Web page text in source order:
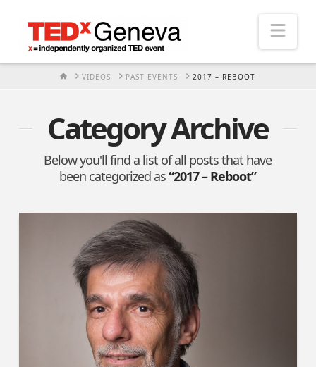
HOMEVIDEOS PAST EVENTS 2017 – REBOOT
Category Archive
Below you'll find a list of all posts that have
been categorized as“2017 – Reboot”